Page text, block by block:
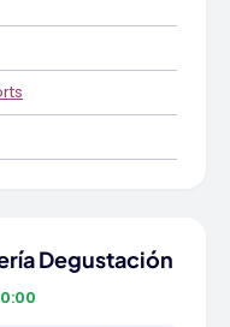
Degustación